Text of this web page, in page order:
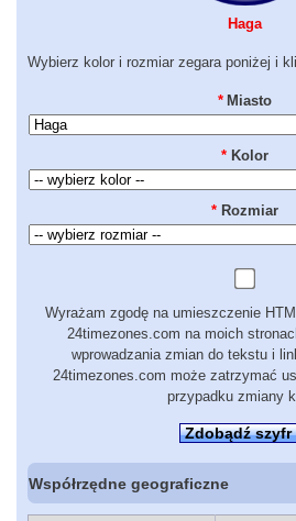
Haga
Wybierz kolor i rozmiar zegara poniżej i
* Miasto
* Kolor
* Rozmiar
Wyrażam zgodę na umieszczenie
24timezones.com na moich
wprowadzania zmian do tekstu i
24timezones.com może zatrzymać
przypadku zmiany
Zdobądź szyfr
Współrzędne geograficzne